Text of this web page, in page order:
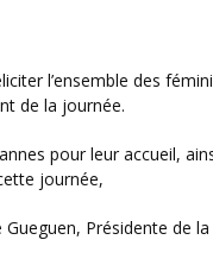
de la journée.
journée,